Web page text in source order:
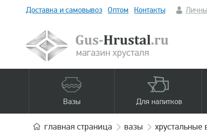
Доставка и самовывоз Оптом Контакты
Вазы Для напитков
главная страница вазы хрустальные